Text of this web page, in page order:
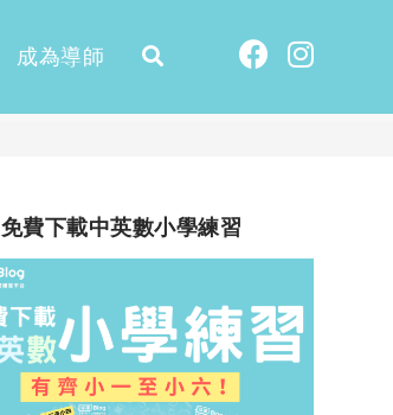
成為導師
免費下載中英數小學練習